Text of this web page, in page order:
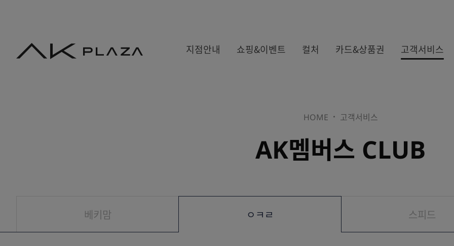
AK
PLAZA
지점안내 쇼핑&이벤트 컬처 카드&상품권 고객서비스
상품권
HOME 고객서비스
AK멤버스 CLUB
베키맘 ㅇㅋㄹ 스피드